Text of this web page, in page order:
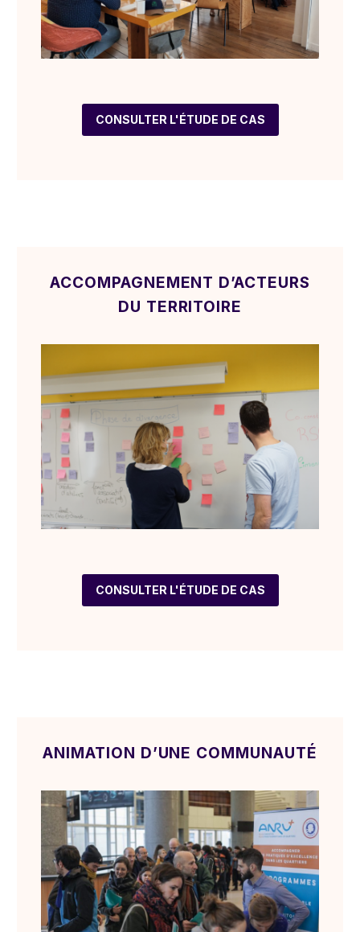
CONSULTER L'ÉTUDE DE CAS
ACCOMPAGNEMENT D’ACTEURS
DU TERRITOIRE
CONSULTER L'ÉTUDE DE CAS
ANIMATION D’UNE COMMUNAUTÉ